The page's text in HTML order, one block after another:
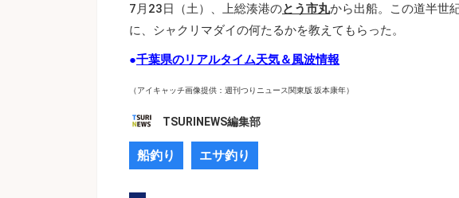
7月23日（土）、上総湊港のとう市丸から出船。この道半世
に、シャクリマダイの何たるかを教えてもらった。
●千葉県のリアルタイム天気＆風波情報
（アイキャッチ画像提供：週刊つりニュース関東版 坂本康年）
TSURINEWS編集部
船釣り エサ釣り